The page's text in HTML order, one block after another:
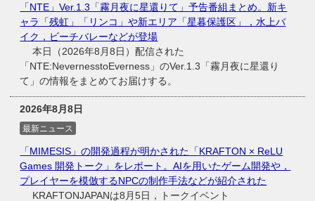
「NTE」Ver.1.3「霧月夜に星還りて」予告番組まとめ。新キ
ャラ「残虹」「リンコ」や新エリア「星暮保護区」，水上バ
イク，ビーチバレーなどが登場
本日（2026年8月8日）配信された
「NTE:NevernesstoEverness」のVer.1.3「霧月夜に星還り
て」の情報をまとめてお届けする。
2026年8月8日
最新ニュース
「MIMESIS」の開発過程が明かされた「KRAFTON × ReLU
Games 開発トーク」をレポート。AIを用いたゲーム開発や，
プレイヤーを模倣するNPCの制作手法などが紹介された
KRAFTONJAPANは8月5日，トークイベント